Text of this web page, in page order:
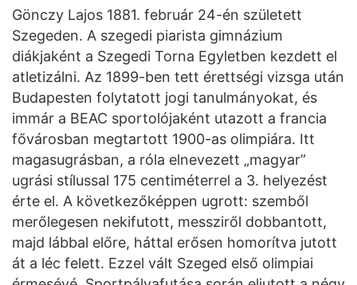
Gönczy Lajos 1881. február 24-én született
Szegeden. A szegedi piarista gimnázium
diákjaként a Szegedi Torna Egyletben kezdett el
atletizálni. Az 1899-ben tett érettségi vizsga után
Budapesten folytatott jogi tanulmányokat, és
immár a BEAC sportolójaként utazott a francia
fővárosban megtartott 1900-as olimpiára. Itt
magasugrásban, a róla elnevezett „magyar”
ugrási stílussal 175 centiméterrel a 3. helyezést
érte el. A következőképpen ugrott: szemből
merőlegesen nekifutott, messziről dobbantott,
majd lábbal előre, háttal erősen homorítva jutott
át a léc felett. Ezzel vált Szeged első olimpiai